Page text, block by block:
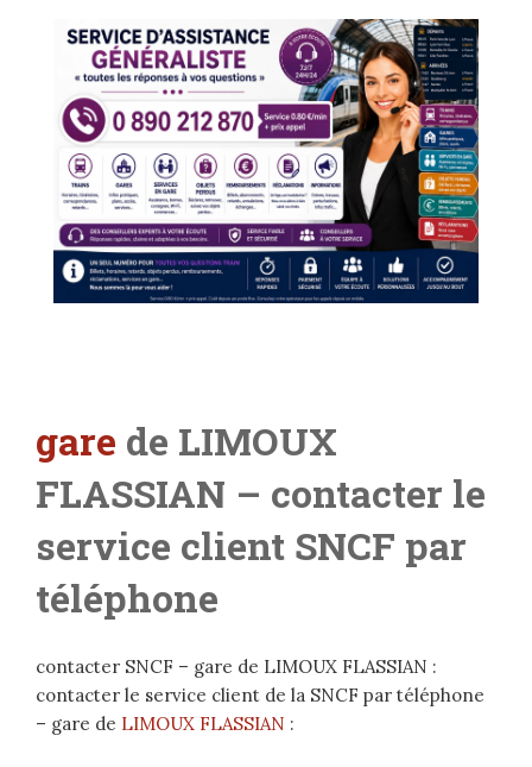
gare de LIMOUX
FLASSIAN – contacter le
service client SNCF par
téléphone
contacter SNCF – gare de LIMOUX FLASSIAN :
contacter le service client de la SNCF par téléphone
– gare de LIMOUX FLASSIAN :